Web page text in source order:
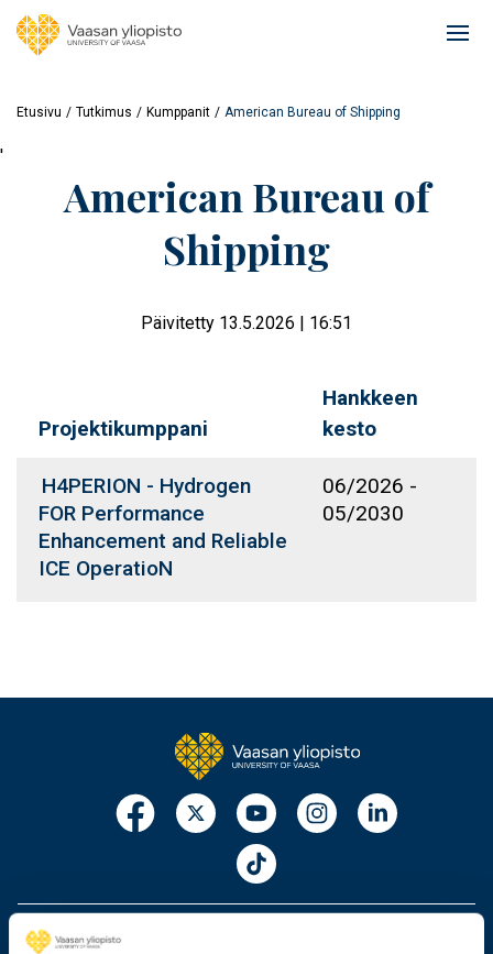
Etusivu Tutkimus Kumppanit American Bureau of Shipping
'
American Bureau of
Shipping
Päivitetty 13.5.2026 | 16:51
Projektikumppani
Hankkeen
kesto
H4PERION - Hydrogen
FOR Performance
Enhancement and Reliable
ICE OperatioN
06/2026 -
05/2030